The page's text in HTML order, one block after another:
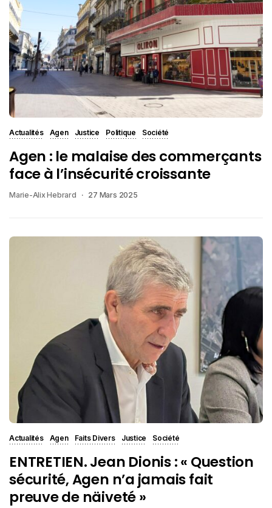
Actualités Agen Justice Politique Société
Agen : le malaise des commerçants
face à l’insécurité croissante
Marie-Alix Hebrard 27 Mars 2025
Actualités Agen Faits Divers Justice Société
ENTRETIEN. Jean Dionis : « Question
sécurité, Agen n’a jamais fait
preuve de näiveté »